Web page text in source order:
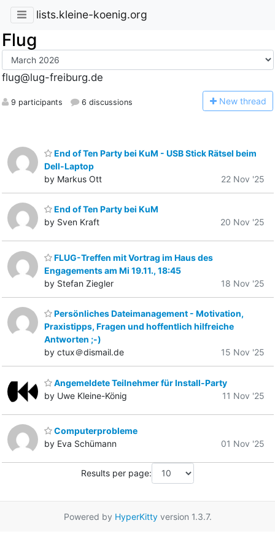
lists.kleine-koenig.org
Flug
flug@lug-freiburg.de
9 participants 6 discussions New thread
End of Ten Party bei KuM - USB Stick Rätsel beim
Dell-Laptop
by Markus Ott
22 Nov '25
End of Ten Party bei KuM
by Sven Kraft
20 Nov '25
FLUG-Treffen mit Vortrag im Haus des
Engagements am Mi 19.11., 18:45
by Stefan Ziegler
18 Nov '25
Persönliches Dateimanagement - Motivation,
Praxistipps, Fragen und hoffentlich hilfreiche
Antworten ;-)
by ctux＠dismail.de
15 Nov '25
Angemeldete Teilnehmer für Install-Party
by Uwe Kleine-König
11 Nov '25
Computerprobleme
by Eva Schümann
01 Nov '25
Results per page:
Powered by HyperKittyversion 1.3.7.